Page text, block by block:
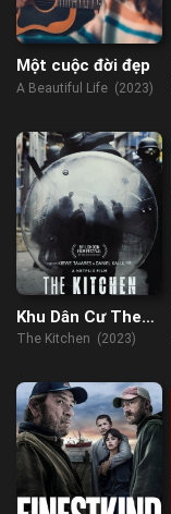
Một cuộc đời đẹp
A Beautiful Life (2023)
Khu Dân Cư The
Kitchen
The Kitchen (2023)